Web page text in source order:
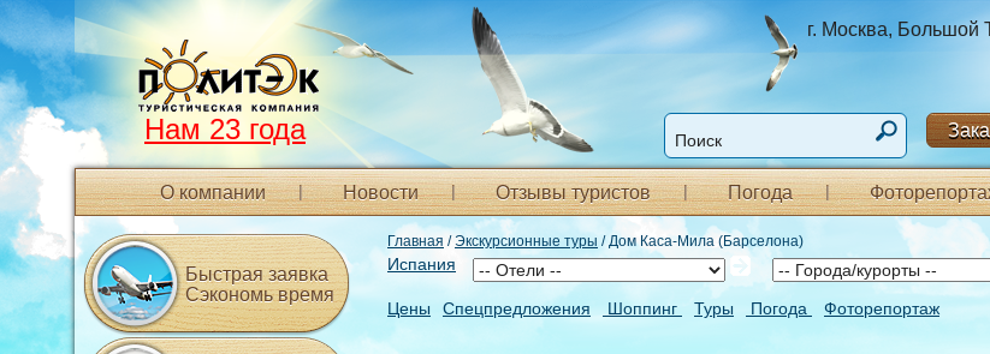
г. Москва, Большой
Нам 23 года
О компании Новости Отзывы туристов Погода
Главная /Экскурсионные туры / Дом Каса-Мила (Барселона)
Испания
Цены Спецпредложения Шоппинг Туры Погода Фоторепортаж
Быстрая заявка
Сэкономь время